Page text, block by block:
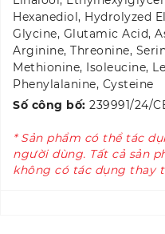
Hexanediol, Hydrolyzed
Glycine, Glutamic Acid,
Arginine, Threonine,
Methionine, Isoleucine,
Phenylalanine, Cysteine
Số công bố: 239991/24/
* Sản phẩm có thể tác
người dùng. Tất cả sản
không có tác dụng thay